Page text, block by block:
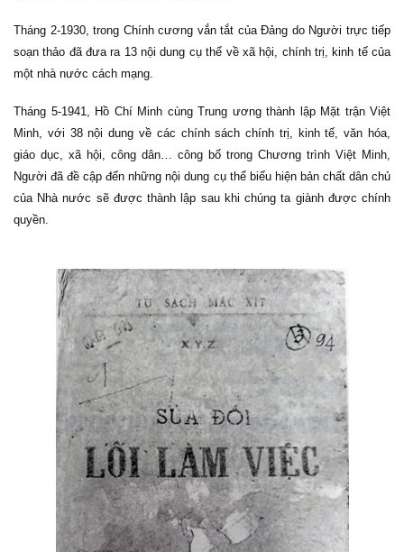
Tháng 2-1930, trong Chính cương vắn tắt của Đảng do Người trực tiếp
soạn thảo đã đưa ra 13 nội dung cụ thể về xã hội, chính trị, kinh tế của
một nhà nước cách mạng.
Tháng 5-1941, Hồ Chí Minh cùng Trung ương thành lập Mặt trận Việt
Minh, với 38 nội dung về các chính sách chính trị, kinh tế, văn hóa,
giáo dục, xã hội, công dân… công bố trong Chương trình Việt Minh,
Người đã đề cập đến những nội dung cụ thể biểu hiện bản chất dân chủ
của Nhà nước sẽ được thành lập sau khi chúng ta giành được chính
quyền.